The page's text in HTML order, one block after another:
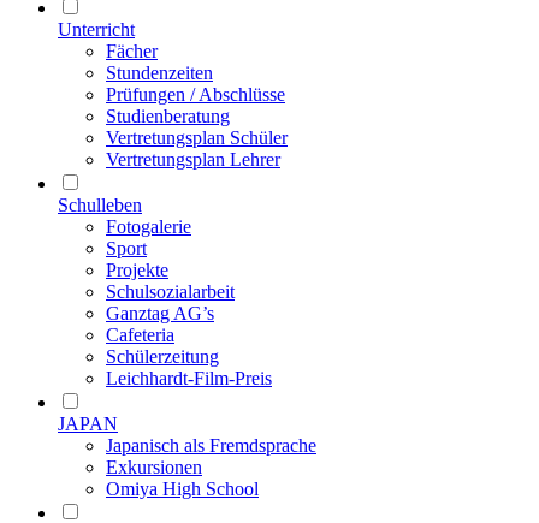
Unterricht
Fächer
Stundenzeiten
Prüfungen / Abschlüsse
Studienberatung
Vertretungsplan Schüler
Vertretungsplan Lehrer
Schulleben
Fotogalerie
Sport
Projekte
Schulsozialarbeit
Ganztag AG’s
Cafeteria
Schülerzeitung
Leichhardt-Film-Preis
JAPAN
Japanisch als Fremdsprache
Exkursionen
Omiya High School